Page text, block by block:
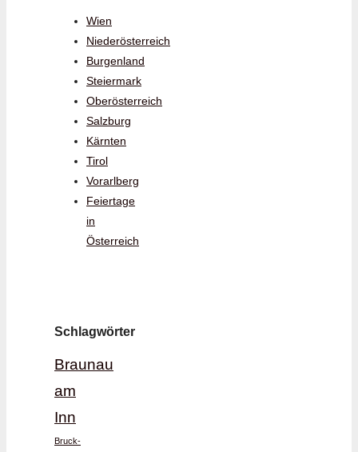
Wien
Niederösterreich
Burgenland
Steiermark
Oberösterreich
Salzburg
Kärnten
Tirol
Vorarlberg
Feiertage
in
Österreich
Schlagwörter
Braunau
am
Inn
Bruck-